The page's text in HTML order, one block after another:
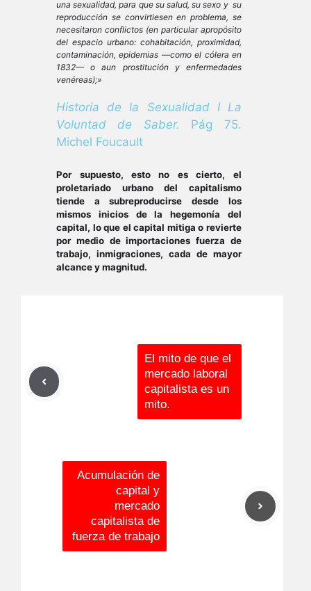
una sexualidad, para que su salud, su sexo y su
reproducción se convirtiesen en problema, se
necesitaron conflictos (en particular apropósito
del espacio urbano: cohabitación, proximidad,
contaminación, epidemias —como el cólera en
1832— o aun prostitución y enfermedades
venéreas);»
Historia de la Sexualidad I La
Voluntad de Saber. Pág 75.
Michel Foucault
Por supuesto, esto no es cierto, el
proletariado urbano del capitalismo
tiende a subreproducirse desde los
mismos inicios de la hegemonía del
capital, lo que el capital mitiga o revierte
por medio de importaciones fuerza de
trabajo, inmigraciones, cada de mayor
alcance y magnitud.
El mito de que el
mercado laboral
capitalista es un
mito.
Acumulación de
capital y
mercado
capitalista de
fuerza de trabajo